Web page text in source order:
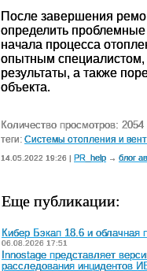
После завершения
определить проблемные
начала процесса
опытным
результаты, а также
объекта.
Количество просмотров: 2054
теги: Системы отопления и
14.05.2022 19:26 | PR_help → блог
Еще публикации:
Кибер Бэкап 18.6 и
06.08.2026 17:51
Innostage представляет
расследования инцидентов